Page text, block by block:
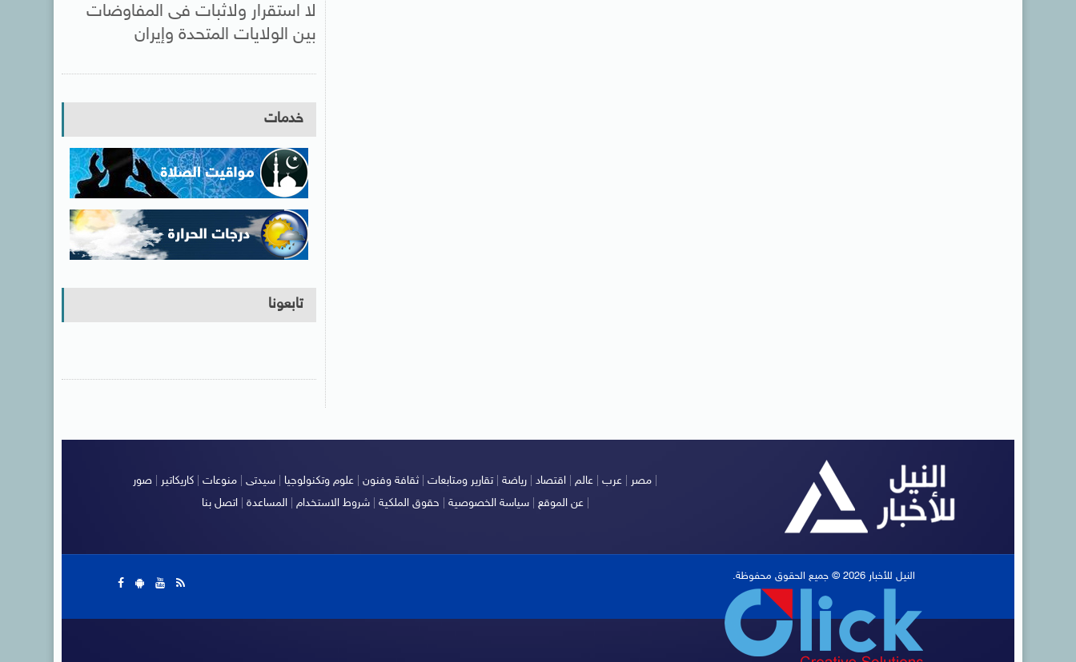
لا استقرار ولاثبات فى المفاوضات
بين الولايات المتحدة وإيران
خدمات
تابعونا
مصر عرب عالم اقتصاد رياضة |تقارير ومتابعات |ثقافة وفنون علوم وتكنولوجيا سيدتى منوعات كاريكاتير صور
عن الموقع |سياسة الخصوصية حقوق الملكية |شروط الاستخدام |المساعدة |اتصل بنا |
النيل للأخبار 2026 © جميع الحقوق محفوظة.